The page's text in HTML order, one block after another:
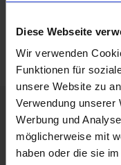
Diese Webseite
Wir verwenden
Funktionen für
unsere Website zu
Verwendung unserer
Werbung und
möglicherweise mit
haben oder die sie
Largeur 46
cm